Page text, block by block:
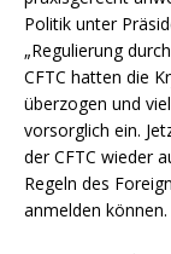
Politik unter
„Regulierung
CFTC hatten die
überzogen und
vorsorglich ein.
der CFTC wieder
Regeln des
anmelden können.